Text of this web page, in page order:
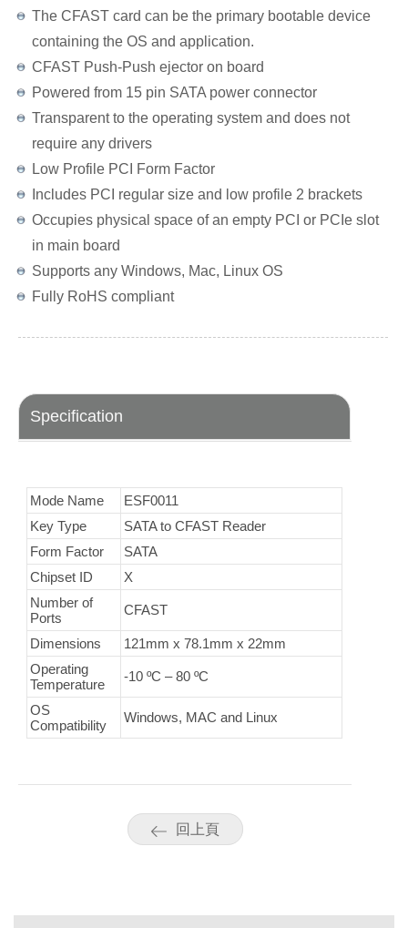
The CFAST card can be the primary bootable device
containing the OS and application.
CFAST Push-Push ejector on board
Powered from 15 pin SATA power connector
Transparent to the operating system and does not
require any drivers
Low Profile PCI Form Factor
Includes PCI regular size and low profile 2 brackets
Occupies physical space of an empty PCI or PCIe slot
in main board
Supports any Windows, Mac, Linux OS
Fully RoHS compliant
Specification
Mode Name
ESF0011
Key Type
SATA to CFAST Reader
Form Factor
SATA
Chipset ID
X
Number of
Ports
CFAST
Dimensions
121mm x 78.1mm x 22mm
Operating
Temperature
-10 ºC – 80 ºC
OS
Compatibility
Windows, MAC and Linux
回上頁